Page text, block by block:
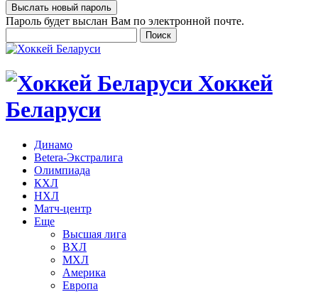
Пароль будет выслан Вам по электронной почте.
Хоккей
Беларуси
Динамо
Betera-Экстралига
Олимпиада
КХЛ
НХЛ
Матч-центр
Еще
Высшая лига
ВХЛ
МХЛ
Америка
Европа